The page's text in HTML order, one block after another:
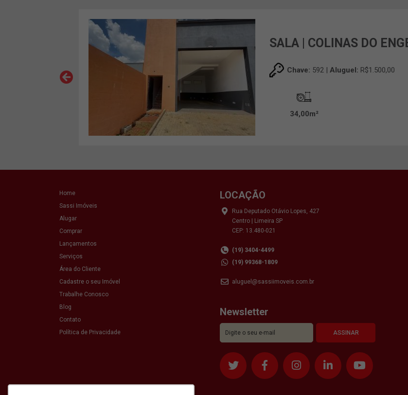
SALA | COLINAS DO
Chave: 592 |Aluguel: R$1.500,00
34,00m²
Home
Sassi Imóveis
Alugar
Comprar
Lançamentos
Serviços
Área do Cliente
Cadastre o seu Imóvel
Trabalhe Conosco
Blog
Contato
Política de Privacidade
LOCAÇÃO
Rua Deputado Otávio Lopes, 427
Centro | Limeira SP
CEP: 13.480-021
(19) 3404-4499
(19) 99368-1809
aluguel@sassiimoveis.com.br
Newsletter